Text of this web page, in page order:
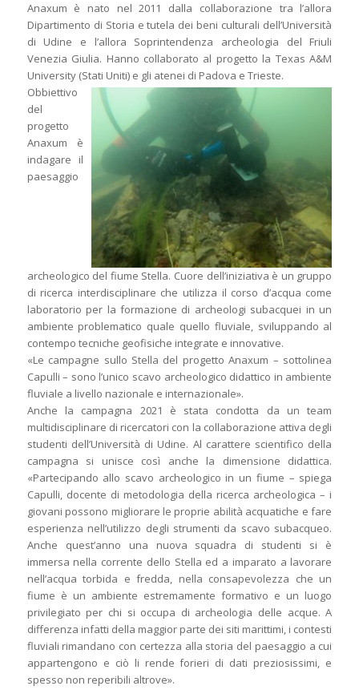
Anaxum è nato nel 2011 dalla collaborazione tra l’allora
Dipartimento di Storia e tutela dei beni culturali dell’Università
di Udine e l’allora Soprintendenza archeologia del Friuli
Venezia Giulia. Hanno collaborato al progetto la Texas A&M
University (Stati Uniti) e gli atenei di Padova e Trieste.
Obbiettivo
del
progetto
Anaxum è
indagare il
paesaggio
archeologico del fiume Stella. Cuore dell’iniziativa è un gruppo
di ricerca interdisciplinare che utilizza il corso d’acqua come
laboratorio per la formazione di archeologi subacquei in un
ambiente problematico quale quello fluviale, sviluppando al
contempo tecniche geofisiche integrate e innovative.
«Le campagne sullo Stella del progetto Anaxum – sottolinea
Capulli – sono l’unico scavo archeologico didattico in ambiente
fluviale a livello nazionale e internazionale».
Anche la campagna 2021 è stata condotta da un team
multidisciplinare di ricercatori con la collaborazione attiva degli
studenti dell’Università di Udine. Al carattere scientifico della
campagna si unisce così anche la dimensione didattica.
«Partecipando allo scavo archeologico in un fiume – spiega
Capulli, docente di metodologia della ricerca archeologica – i
giovani possono migliorare le proprie abilità acquatiche e fare
esperienza nell’utilizzo degli strumenti da scavo subacqueo.
Anche quest’anno una nuova squadra di studenti si è
immersa nella corrente dello Stella ed a imparato a lavorare
nell’acqua torbida e fredda, nella consapevolezza che un
fiume è un ambiente estremamente formativo e un luogo
privilegiato per chi si occupa di archeologia delle acque. A
differenza infatti della maggior parte dei siti marittimi, i contesti
fluviali rimandano con certezza alla storia del paesaggio a cui
appartengono e ciò li rende forieri di dati preziosissimi, e
spesso non reperibili altrove».